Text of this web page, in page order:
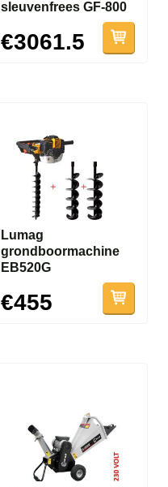
sleuvenfrees GF-800
€3061.5
Lumag
grondboormachine
EB520G
€455